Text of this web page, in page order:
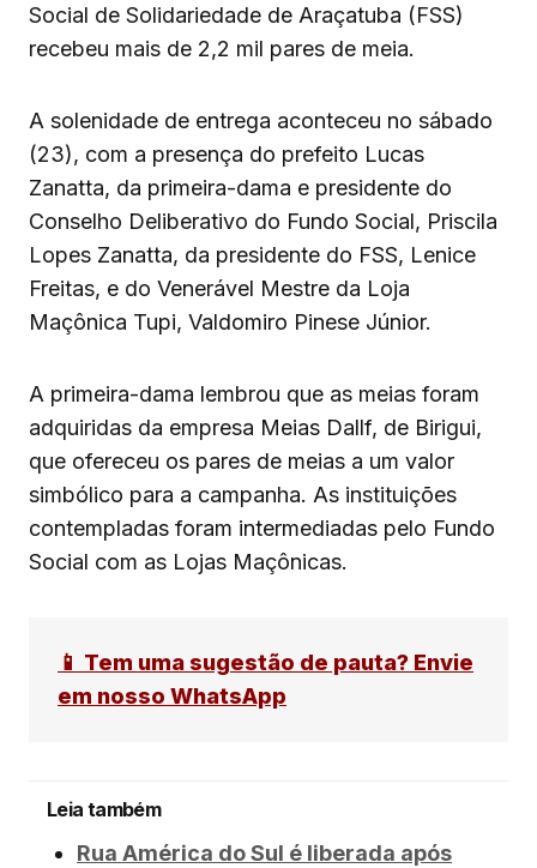
Social de Solidariedade de Araçatuba (FSS)
recebeu mais de 2,2 mil pares de meia.
A solenidade de entrega aconteceu no sábado
(23), com a presença do prefeito Lucas
Zanatta, da primeira-dama e presidente do
Conselho Deliberativo do Fundo Social, Priscila
Lopes Zanatta, da presidente do FSS, Lenice
Freitas, e do Venerável Mestre da Loja
Maçônica Tupi, Valdomiro Pinese Júnior.
A primeira-dama lembrou que as meias foram
adquiridas da empresa Meias Dallf, de Birigui,
que ofereceu os pares de meias a um valor
simbólico para a campanha. As instituições
contempladas foram intermediadas pelo Fundo
Social com as Lojas Maçônicas.
📱 Tem uma sugestão de pauta? Envie
em nosso WhatsApp
Leia também
Rua América do Sul é liberada após